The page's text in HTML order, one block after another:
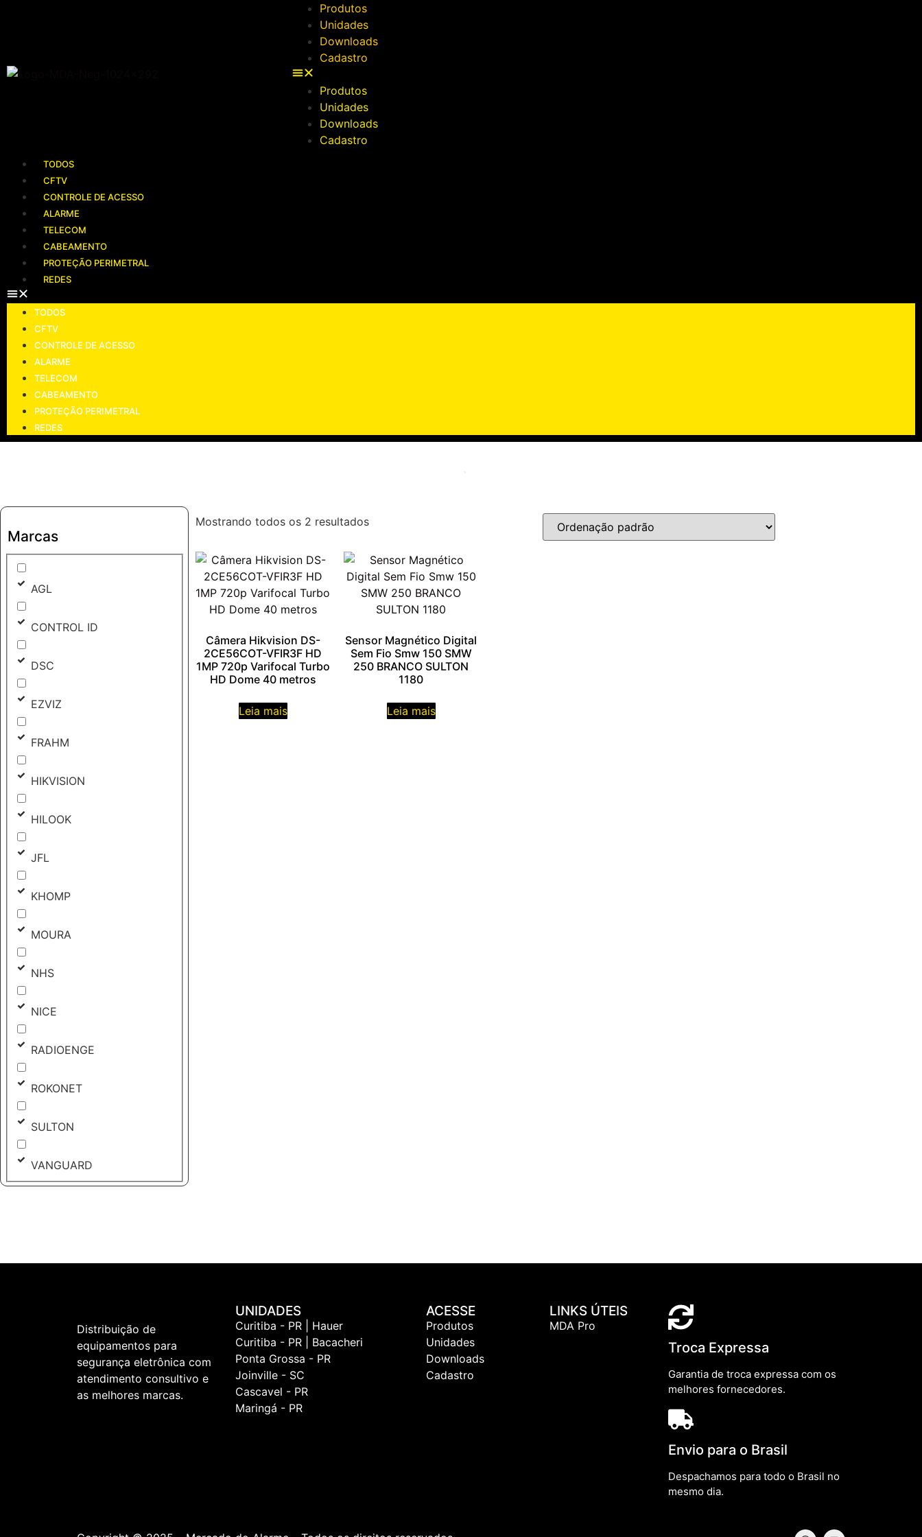
Produtos
Unidades
Downloads
Cadastro
Produtos
Unidades
Downloads
Cadastro
TODOS
CFTV
CONTROLE DE ACESSO
ALARME
TELECOM
CABEAMENTO
PROTEÇÃO PERIMETRAL
REDES
TODOS
CFTV
CONTROLE DE ACESSO
ALARME
TELECOM
CABEAMENTO
PROTEÇÃO PERIMETRAL
REDES
Marcas
AGL
CONTROL ID
DSC
EZVIZ
FRAHM
HIKVISION
HILOOK
JFL
KHOMP
MOURA
NHS
NICE
RADIOENGE
ROKONET
SULTON
VANGUARD
Mostrando todos os 2 resultados
Câmera Hikvision DS-
2CE56COT-VFIR3F HD
1MP 720p Varifocal Turbo
HD Dome 40 metros
Leia mais
Sensor Magnético Digital
Sem Fio Smw 150 SMW
250 BRANCO SULTON
1180
Leia mais
Distribuição de
equipamentos para
segurança eletrônica com
atendimento consultivo e
as melhores marcas.
UNIDADES
Curitiba - PR | Hauer
Curitiba - PR | Bacacheri
Ponta Grossa - PR
Joinville - SC
Cascavel - PR
Maringá - PR
ACESSE
Produtos
Unidades
Downloads
Cadastro
LINKS ÚTEIS
MDA Pro
Troca Expressa
Garantia de troca expressa com os
melhores fornecedores.
Envio para o Brasil
Despachamos para todo o Brasil no
mesmo dia.